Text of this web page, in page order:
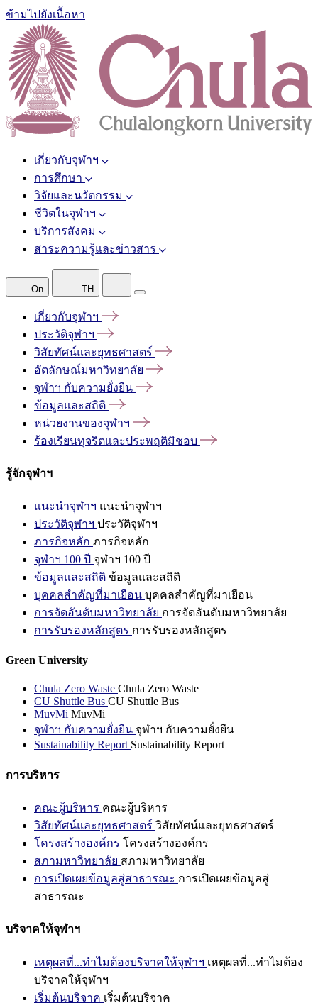
ข้ามไปยังเนื้อหา
เกี่ยวกับจุฬาฯ
การศึกษา
วิจัยและนวัตกรรม
ชีวิตในจุฬาฯ
บริการสังคม
สาระความรู้และข่าวสาร
On TH
เกี่ยวกับจุฬาฯ
ประวัติจุฬาฯ
วิสัยทัศน์และยุทธศาสตร์
อัตลักษณ์มหาวิทยาลัย
จุฬาฯ กับความยั่งยืน
ข้อมูลและสถิติ
หน่วยงานของจุฬาฯ
ร้องเรียนทุจริตและประพฤติมิชอบ
รู้จักจุฬาฯ
แนะนำจุฬาฯ แนะนำจุฬาฯ
ประวัติจุฬาฯ ประวัติจุฬาฯ
ภารกิจหลัก ภารกิจหลัก
จุฬาฯ 100 ปี จุฬาฯ 100 ปี
ข้อมูลและสถิติ ข้อมูลและสถิติ
บุคคลสำคัญที่มาเยือน บุคคลสำคัญที่มาเยือน
การจัดอันดับมหาวิทยาลัย การจัดอันดับมหาวิทยาลัย
การรับรองหลักสูตร การรับรองหลักสูตร
Green University
Chula Zero Waste Chula Zero Waste
CU Shuttle Bus CU Shuttle Bus
MuvMi MuvMi
จุฬาฯ กับความยั่งยืน จุฬาฯ กับความยั่งยืน
Sustainability Report Sustainability Report
การบริหาร
คณะผู้บริหาร คณะผู้บริหาร
วิสัยทัศน์และยุทธศาสตร์ วิสัยทัศน์และยุทธศาสตร์
โครงสร้างองค์กร โครงสร้างองค์กร
สภามหาวิทยาลัย สภามหาวิทยาลัย
การเปิดเผยข้อมูลสู่สาธารณะ การเปิดเผยข้อมูลสู่
สาธารณะ
บริจาคให้จุฬาฯ
เหตุผลที่...ทำไมต้องบริจาคให้จุฬาฯ เหตุผลที่...ทำไมต้อง
บริจาคให้จุฬาฯ
เริ่มต้นบริจาค เริ่มต้นบริจาค